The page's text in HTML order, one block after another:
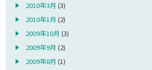
2010年3月 (3)
2010年1月 (2)
2009年10月 (3)
2009年9月 (2)
2009年8月 (1)